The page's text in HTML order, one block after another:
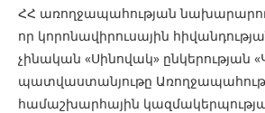
ՀՀ առողջապահության
որ կորոնավիրուսային
չինական «Սինովակ» ընկերության
պատվաստանյութը
համաշխարհային